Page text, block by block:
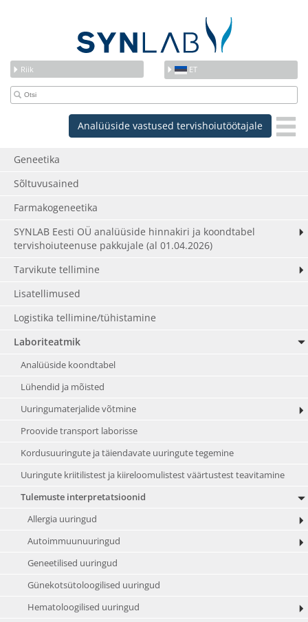
Riik ET
Analüüside vastused tervishoiutöötajale
Geneetika
Sõltuvusained
Farmakogeneetika
SYNLAB Eesti OÜ analüüside hinnakiri ja koondtabel
tervishoiuteenuse pakkujale (al 01.04.2026)
Tarvikute tellimine
Lisatellimused
Logistika tellimine/tühistamine
Laboriteatmik
Analüüside koondtabel
Lühendid ja mõisted
Uuringumaterjalide võtmine
Proovide transport laborisse
Kordusuuringute ja täiendavate uuringute tegemine
Uuringute kriitilistest ja kiireloomulistest väärtustest teavitamine
Tulemuste interpretatsioonid
Allergia uuringud
Autoimmuunuuringud
Geneetilised uuringud
Günekotsütoloogilised uuringud
Hematoloogilised uuringud